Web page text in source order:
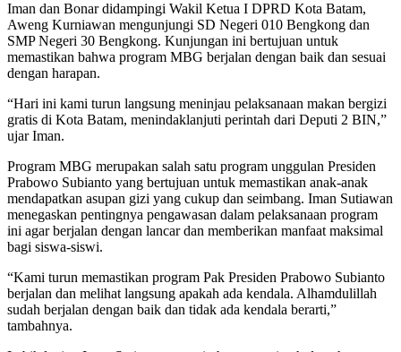
Iman dan Bonar didampingi Wakil Ketua I DPRD Kota Batam,
Aweng Kurniawan mengunjungi SD Negeri 010 Bengkong dan
SMP Negeri 30 Bengkong. Kunjungan ini bertujuan untuk
memastikan bahwa program MBG berjalan dengan baik dan sesuai
dengan harapan.
“Hari ini kami turun langsung meninjau pelaksanaan makan bergizi
gratis di Kota Batam, menindaklanjuti perintah dari Deputi 2 BIN,”
ujar Iman.
Program MBG merupakan salah satu program unggulan Presiden
Prabowo Subianto yang bertujuan untuk memastikan anak-anak
mendapatkan asupan gizi yang cukup dan seimbang. Iman Sutiawan
menegaskan pentingnya pengawasan dalam pelaksanaan program
ini agar berjalan dengan lancar dan memberikan manfaat maksimal
bagi siswa-siswi.
“Kami turun memastikan program Pak Presiden Prabowo Subianto
berjalan dan melihat langsung apakah ada kendala. Alhamdulillah
sudah berjalan dengan baik dan tidak ada kendala berarti,”
tambahnya.